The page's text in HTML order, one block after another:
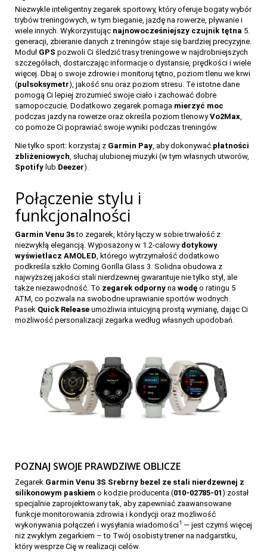
Niezwykle inteligentny zegarek sportowy, który oferuje bogaty wybór
trybów treningowych, w tym bieganie, jazdę na rowerze, pływanie i
wiele innych. Wykorzystując najnowocześniejszy czujnik tętna 5.
generacji, zbieranie danych z treningów staje się bardziej precyzyjne.
Moduł GPS pozwoli Ci śledzić trasy treningowe w najdrobniejszych
szczegółach, dostarczając informacje o dystansie, prędkości i wiele
więcej. Dbaj o swoje zdrowie i monitoruj tętno, poziom tlenu we krwi
(pulsoksymetr), jakość snu oraz poziom stresu. Te istotne dane
pomogą Ci lepiej zrozumieć swoje ciało i zachować dobre
samopoczucie. Dodatkowo zegarek pomaga mierzyć moc
podczas jazdy na rowerze oraz określa poziom tlenowyVo2Max,
co pomoże Ci poprawiać swoje wyniki podczas treningów.
Nie tylko sport: korzystaj z Garmin Pay, aby dokonywać płatności
zbliżeniowych, słuchaj ulubionej muzyki (w tym własnych utworów,
Spotify lub Deezer).
Połączenie stylu i
funkcjonalności
Garmin Venu 3sto zegarek, który łączy w sobie trwałość z
niezwykłą elegancją. Wyposażony w 1.2-calowy dotykowy
wyświetlacz AMOLED, którego wytrzymałość dodatkowo
podkreśla szkło Corning Gorilla Glass 3. Solidna obudowa z
najwyższej jakości stali nierdzewnej gwarantuje nie tylko styl, ale
także niezawodność. To zegarek odporny na wodę o ratingu 5
ATM, co pozwala na swobodne uprawianie sportów wodnych.
Pasek Quick Release umożliwia intuicyjną prostą wymianę, dając Ci
możliwość personalizacji zegarka według własnych upodobań.
POZNAJ SWOJE PRAWDZIWE OBLICZE
Zegarek Garmin Venu 3S Srebrny bezel ze stali nierdzewnej z
silikonowym paskiem o kodzie producenta (010-02785-01) został
specjalnie zaprojektowany tak, aby zapewniać zaawansowane
funkcje monitorowania zdrowia i kondycji oraz możliwość
wykonywania połączeń i wysyłania wiadomości1 — jest czymś więcej
niż zwykłym zegarkiem – to Twój osobisty trener na nadgarstku,
który wesprze Cię w realizacji celów.
115